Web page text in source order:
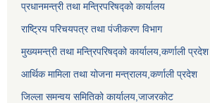
प्रधानमन्त्री तथा मन्त्रिपरिषद्को कार्यालय
राष्ट्रिय परिचयपत्र तथा पंजीकरण विभाग
मुख्यमन्त्री तथा मन्त्रिपरिषद्को कार्यालय,कर्णाली प्रदेश
आर्थिक मामिला तथा योजना मन्त्रालय,कर्णाली प्रदेश
जिल्ला समन्वय समितिको कार्यालय,जाजरकाेट